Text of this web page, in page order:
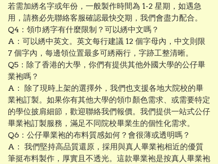
若需加綉名字或年份，一般製作時間為 1-2 星期，如遇急
用，請務必先聯絡客服確認最快交期，我們會盡力配合。
Q4：領巾綉字有什麼限制？可以綉中文嗎？
A：可以綉中英文。英文每行建議 12 個字母內，中文則限
7 個字內，每邊領位置最多可綉兩行，字跡工整清晰。
Q5：除了香港的大學，你們有提供其他外國大學的公仔畢
業袍嗎？
A： 除了現時上架的選擇外，我們也支援各地大院校的畢
業袍訂製。如果你有其他大學的領巾顏色需求、或需要特定
的學位披肩細節，歡迎聯絡我們報價。我們提供一站式公仔
畢業袍訂製服務，滿足不同院校畢業生的個性化需求。
Q6：公仔畢業袍的布料質感如何？會很薄或透明嗎？
A： 我們堅持高品質還原，採用與真人畢業袍相近的優質
筆挺布料製作，厚實且不透光。這款畢業袍是按真人畢業袍